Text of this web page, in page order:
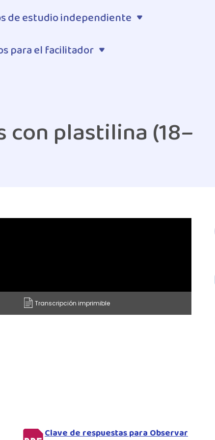
de estudio independiente
para el facilitador
plastilina (18–
Transcripción imprimible
Clave de respuestas para Observar